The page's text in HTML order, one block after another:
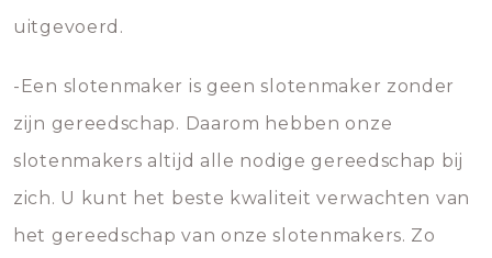
uitgevoerd.
-Een slotenmaker is geen slotenmaker zonder
zijn gereedschap. Daarom hebben onze
slotenmakers altijd alle nodige gereedschap bij
zich. U kunt het beste kwaliteit verwachten van
het gereedschap van onze slotenmakers. Zo